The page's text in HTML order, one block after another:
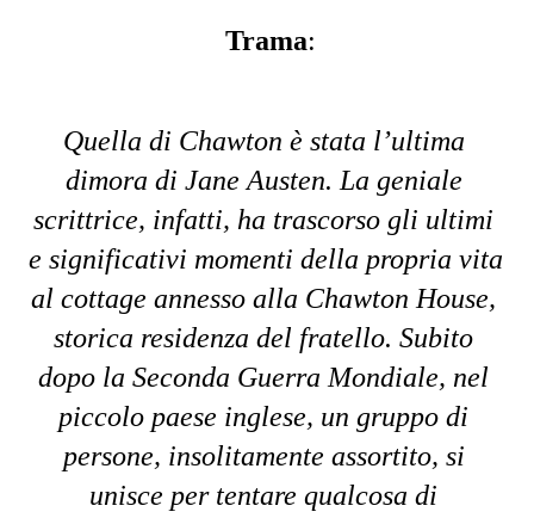
Trama:
Quella di Chawton è stata l’ultima
dimora di Jane Austen. La geniale
scrittrice, infatti, ha trascorso gli ultimi
e significativi momenti della propria vita
al cottage annesso alla Chawton House,
storica residenza del fratello. Subito
dopo la Seconda Guerra Mondiale, nel
piccolo paese inglese, un gruppo di
persone, insolitamente assortito, si
unisce per tentare qualcosa di